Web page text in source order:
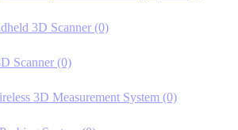
3D Scanner (0)
Scanner (0)
3D Measurement System (0)